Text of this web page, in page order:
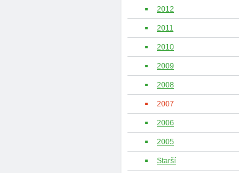
2012
2011
2010
2009
2008
2007
2006
2005
Starší